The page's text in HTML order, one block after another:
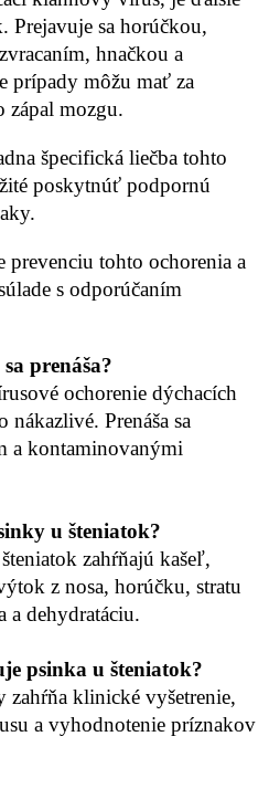
Prejavuje sa horúčkou,
hnačkou a
prípady môžu mať za
zápal mozgu.
špecifická liečba tohto
poskytnúť podpornú
tohto ochorenia a
s odporúčaním
prenáša?
ochorenie dýchacích
nákazlivé. Prenáša sa
a kontaminovanými
u šteniatok?
zahŕňajú kašeľ,
z nosa, horúčku, stratu
a dehydratáciu.
psinka u šteniatok?
zahŕňa klinické vyšetrenie,
a vyhodnotenie príznakov